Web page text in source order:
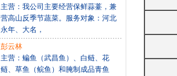
主营：我公司主要经营保鲜蒜薹，兼
营高山反季节蔬菜。服务对象：河北
永年、大名，
彭云林
主营：鳊鱼（武昌鱼）、白鲢、花
鲢、草鱼（鲩鱼）和腌制成品青鱼